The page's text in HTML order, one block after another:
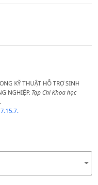
KỸ THUẬT HỖ TRỢ SINH
NGHIỆP. Tạp Chí Khoa học